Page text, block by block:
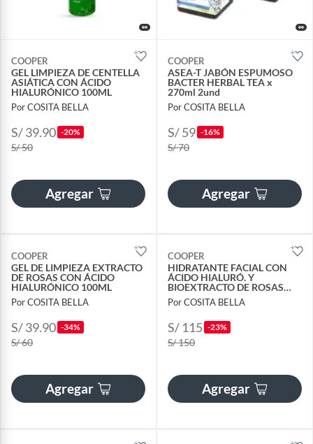
COOPER
GEL LIMPIEZA DE CENTELLA
ASIÁTICA CON ÁCIDO
HIALURÓNICO 100ML
Por COSITA BELLA
S/ 39.90 -20%
S/ 50
Agregar
COOPER
ASEA-T JABÓN ESPUMOSO
BACTER HERBAL TEA x
270ml 2und
Por COSITA BELLA
S/ 59 -16%
S/ 70
Agregar
COOPER
GEL DE LIMPIEZA EXTRACTO
DE ROSAS CON ÁCIDO
HIALURÓNICO 100ML
Por COSITA BELLA
S/ 39.90 -34%
S/ 60
Agregar
COOPER
HIDRATANTE FACIAL CON
ÁCIDO HIALURÓ. Y
BIOEXTRACTO DE ROSAS
150GR 2UND
Por COSITA BELLA
S/ 115 -23%
S/ 150
Agregar